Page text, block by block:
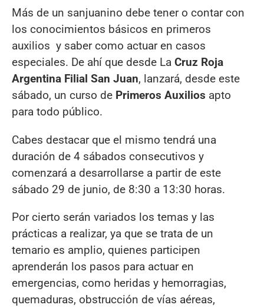
Más de un sanjuanino debe tener o contar con
los conocimientos básicos en primeros
auxilios y saber como actuar en casos
especiales. De ahí que desde La Cruz Roja
Argentina Filial San Juan, lanzará, desde este
sábado, un curso de Primeros Auxilios apto
para todo público.
Cabes destacar que el mismo tendrá una
duración de 4 sábados consecutivos y
comenzará a desarrollarse a partir de este
sábado 29 de junio, de 8:30 a 13:30 horas.
Por cierto serán variados los temas y las
prácticas a realizar, ya que se trata de un
temario es amplio, quienes participen
aprenderán los pasos para actuar en
emergencias, como heridas y hemorragias,
quemaduras, obstrucción de vías aéreas,